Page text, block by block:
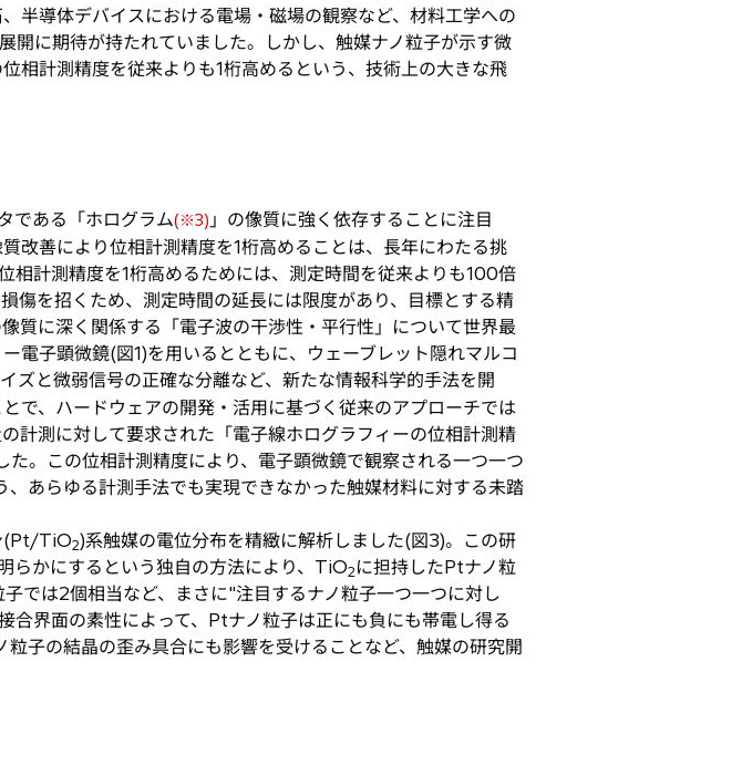
半導体デバイスにおける電場・磁場の観察など、材料工学への
開に期待が持たれていました。しかし、触媒ナノ粒子が示す微
相計測精度を従来よりも1桁高めるという、技術上の大きな飛
である「ホログラム(※3) 」の像質に強く依存することに注目
改善により位相計測精度を1桁高めることは、長年にわたる挑
計測精度を1桁高めるためには、測定時間を従来よりも100倍
傷を招くため、測定時間の延長には限度があり、目標とする精
質に深く関係する「電子波の干渉性・平行性」について世界最
電子顕微鏡(図1)を用いるとともに、ウェーブレット隠れマルコ
ズと微弱信号の正確な分離など、新たな情報科学的手法を開
で、ハードウェアの開発・活用に基づく従来のアプローチでは
計測に対して要求された「電子線ホログラフィーの位相計測精
。この位相計測精度により、電子顕微鏡で観察される一つ一つ
あらゆる計測手法でも実現できなかった触媒材料に対する未踏
(Pt/TiO2)系触媒の電位分布を精緻に解析しました(図3)。この研
らかにするという独自の方法により、TiO2に担持したPtナノ粒
では2個相当など、まさに"注目するナノ粒子一つ一つに対し
合界面の素性によって、Ptナノ粒子は正にも負にも帯電し得る
子の結晶の歪み具合にも影響を受けることなど、触媒の研究開